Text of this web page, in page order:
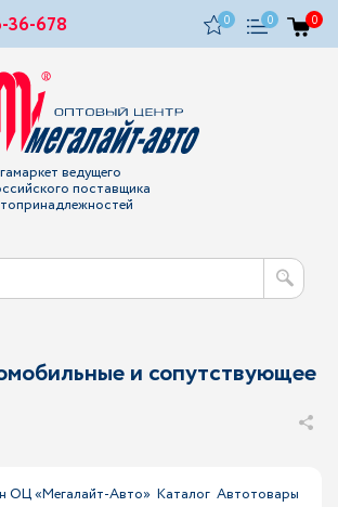
36-678 0 0 0
ведущего
поставщика
и сопутствующее
ОЦ «Мегалайт-Авто» Каталог Автотовары